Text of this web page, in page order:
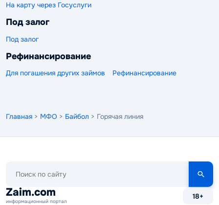
На карту через Госуслуги
Под залог
Под залог
Рефинансирование
Для погашения других займов Рефинансирование
Главная > МФО > Байбол > Горячая линия
сайту
Zaim.com
информационный портал
18+